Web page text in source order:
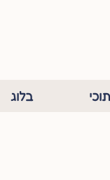
בלוג